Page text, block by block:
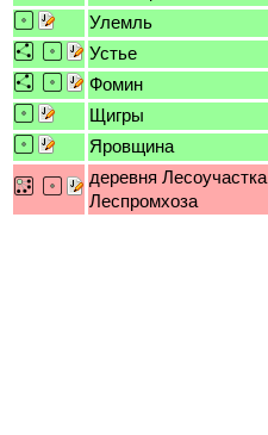
Улемль
Устье
Фомин
Щигры
Яровщина
деревня Лесоучастка
Леспромхоза